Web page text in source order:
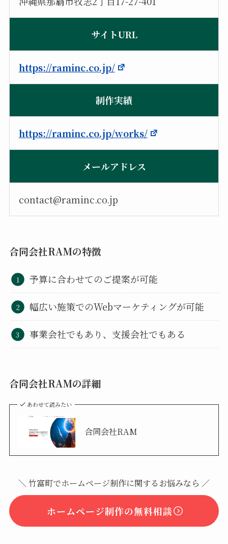
サイトURL
https://raminc.co.jp/
制作実績
https://raminc.co.jp/works/
メールアドレス
contact@raminc.co.jp
合同会社RAMの特徴
予算に合わせてのご提案が可能
幅広い施策でのWebマーケティングが可能
事業会社でもあり、支援会社でもある
合同会社RAMの詳細
あわせて読みたい
合同会社RAM
＼ 竹富町でホームページ制作に関するお悩みなら ／
ホームページ制作の無料相談